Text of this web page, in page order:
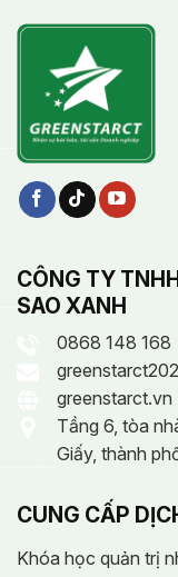
CÔNG TY
SAO XANH
0868 148 168
greenstarct.vn
Tầng 6, tòa
Giấy, thành
CUNG CẤP
Khóa học quản trị